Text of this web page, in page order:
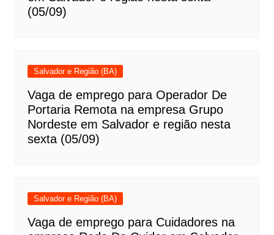
(05/09)
Salvador e Região (BA)
Vaga de emprego para Operador De
Portaria Remota na empresa Grupo
Nordeste em Salvador e região nesta
sexta (05/09)
Salvador e Região (BA)
Vaga de emprego para Cuidadores na